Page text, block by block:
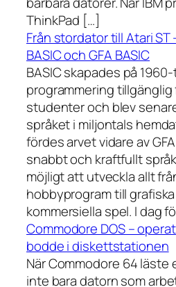
ThinkPad […]
Från stordator till Atari
BASIC och GFA BASIC
BASIC skapades på
programmering tillgänglig
studenter och blev
språket i miljontals
fördes arvet vidare av
snabbt och kraftfullt
möjligt att utveckla allt
hobbyprogram till
kommersiella spel. I dag
Commodore DOS –
bodde i diskettstationen
När Commodore 64 läste
inte bara datorn som